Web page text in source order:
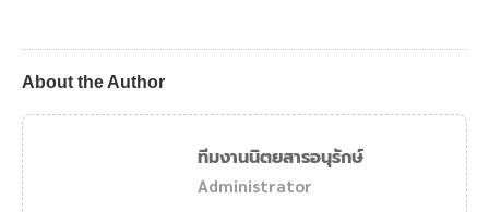
About the Author
ทีมงานนิตยสารอนุรักษ์
Administrator